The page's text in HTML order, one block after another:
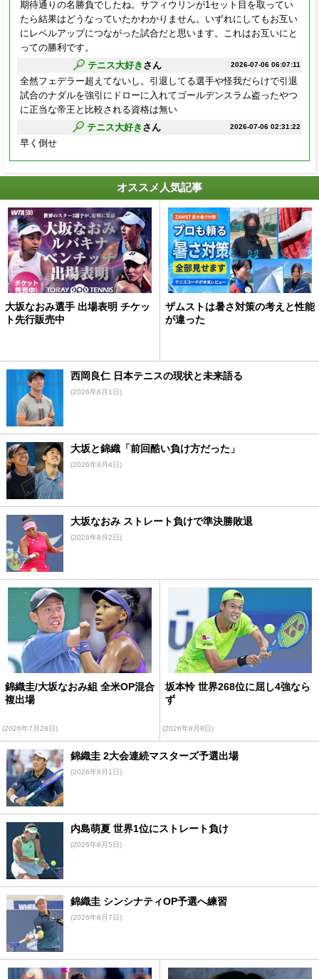
期待通りの名勝負でしたね。サフィウリンが1セット目を取ってい
たら結果はどうなっていたかわかりません。いずれにしてもお互い
にレベルアップにつながった試合だと思います。これはお互いにと
っての勝利です。
2026-07-06 06:07:11
テニス大好き さん
全然フェデラー超えてないし。引退してる選手や怪我だらけで引退
試合のナダルを強引にドローに入れてゴールデンスラム盗ったやつ
に正当な帝王と比較される資格は無い
2026-07-06 02:31:22
テニス大好き さん
早く倒せ
オススメ人気記事
大坂なおみ選手 出場表明 チケッ
ト先行販売中
ザムストは暑さ対策の考えと性能
が違った
西岡良仁 日本テニスの現状と未来語る
(2026年8月1日)
大坂と錦織「前回酷い負け方だった」
(2026年8月4日)
大坂なおみ ストレート負けで準決勝敗退
(2026年8月2日)
錦織圭/大坂なおみ組 全米OP混合
複出場
(2026年7月28日)
坂本怜 世界268位に屈し4強なら
ず
(2026年8月8日)
錦織圭 2大会連続マスターズ予選出場
(2026年8月1日)
内島萌夏 世界1位にストレート負け
(2026年8月5日)
錦織圭 シンシナティOP予選へ練習
(2026年8月7日)